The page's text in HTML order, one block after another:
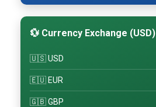
💱 Currency Exchange (USD)
🇺🇸 USD
🇪🇺 EUR
🇬🇧 GBP